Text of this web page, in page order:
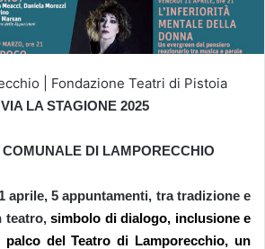
| Fondazione Teatri di Pistoia
LA STAGIONE 2025
DI LAMPORECCHIO
aprile,5 appuntamenti, tra tradizione e
teatro, simbolo di dialogo, inclusione e
palco del Teatro di Lamporecchio, un